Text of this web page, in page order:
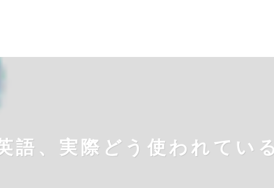
語、実際どう使われてい